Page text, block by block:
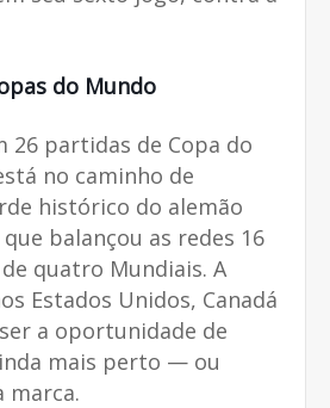
do Mundo
26 partidas de Copa do
no caminho de
histórico do alemão
balançou as redes 16
quatro Mundiais. A
Estados Unidos, Canadá
a oportunidade de
mais perto — ou
marca.